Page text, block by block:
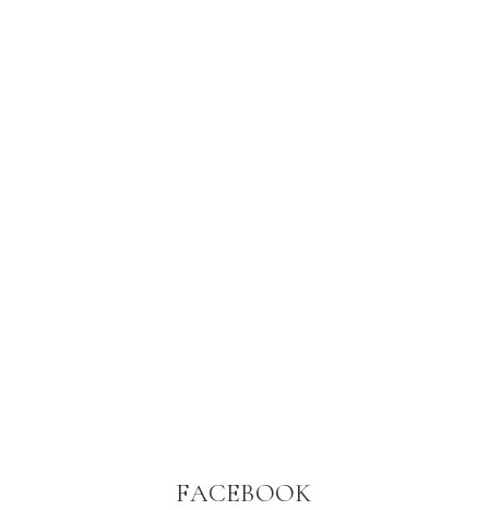
FACEBOOK